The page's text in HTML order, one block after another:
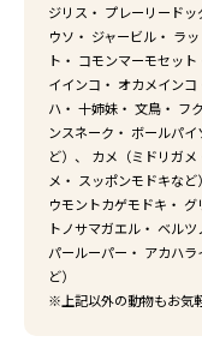
ジリス・ プレーリード
ウソ・ ジャービル・ ラ
ト・ コモンマーモセッ
イインコ・ オカメイン
ハ・ 十姉妹・ 文鳥・ フ
ンスネーク・ ボールパ
ど）、 カメ（ミドリガ
メ・ スッポンモドキな
ウモントカゲモドキ・
トノサマガエル・ ベル
パールーパー・ アカハ
ど）
※上記以外の動物もお気